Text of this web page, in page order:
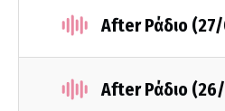
After Ράδιο
After Ράδιο